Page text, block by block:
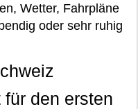
Wetter, Fahrpläne
oder sehr ruhig
den ersten